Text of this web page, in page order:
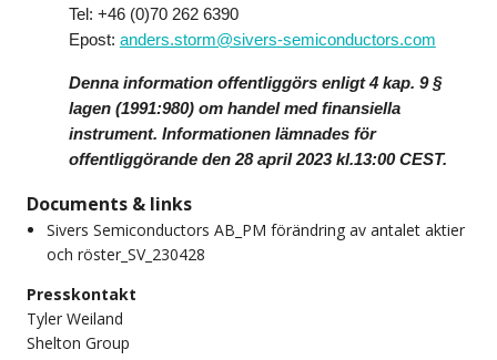
Tel: +46 (0)70 262 6390
Epost: anders.storm@sivers-semiconductors.com
Denna information offentliggörs enligt 4 kap. 9 §
lagen (1991:980) om handel med finansiella
instrument. Informationen lämnades för
offentliggörande den 28 april 2023 kl.13:00 CEST.
Documents & links
Sivers Semiconductors AB_PM förändring av antalet aktier
och röster_SV_230428
Presskontakt
Tyler Weiland
Shelton Group